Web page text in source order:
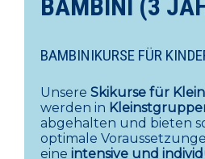
BAMBINI (3
BAMBINIKURSE FÜR
Unsere Skikurse für
werden in
abgehalten und bieten
optimale
eine intensive und